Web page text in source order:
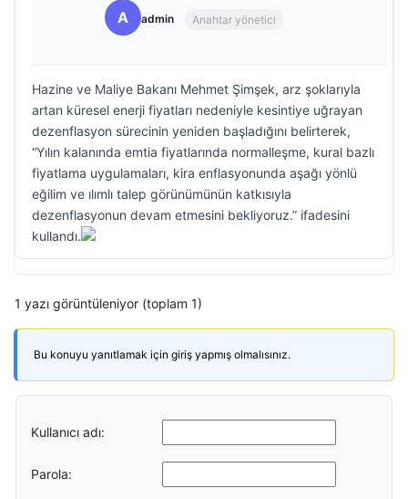
A admin Anahtar yönetici
Hazine ve Maliye Bakanı Mehmet Şimşek, arz şoklarıyla
artan küresel enerji fiyatları nedeniyle kesintiye uğrayan
dezenflasyon sürecinin yeniden başladığını belirterek,
“Yılın kalanında emtia fiyatlarında normalleşme, kural bazlı
fiyatlama uygulamaları, kira enflasyonunda aşağı yönlü
eğilim ve ılımlı talep görünümünün katkısıyla
dezenflasyonun devam etmesini bekliyoruz.” ifadesini
kullandı.
1 yazı görüntüleniyor (toplam 1)
Bu konuyu yanıtlamak için giriş yapmış olmalısınız.
Kullanıcı adı:
Parola: